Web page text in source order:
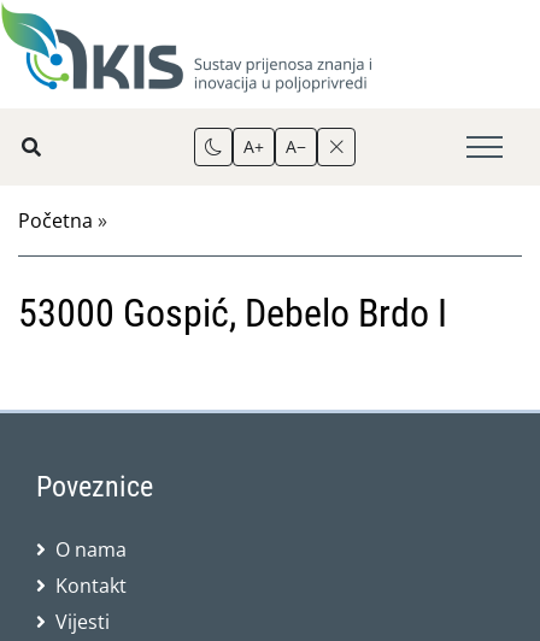
A+ A−
Početna »
53000 Gospić, Debelo Brdo I
Poveznice
O nama
Kontakt
Vijesti